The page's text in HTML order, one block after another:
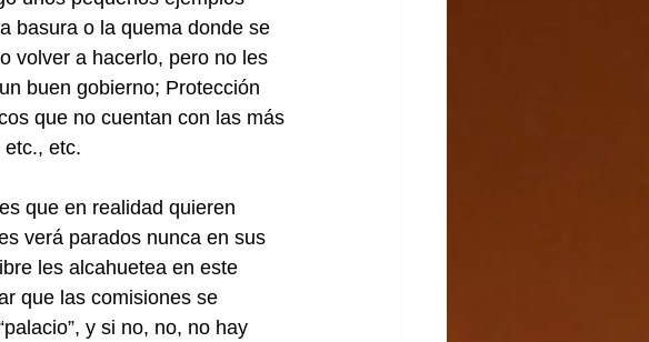
basura o la quema donde se
volver a hacerlo, pero no les
buen gobierno; Protección
que no cuentan con las más
etc.
que en realidad quieren
verá parados nunca en sus
les alcahuetea en este
que las comisiones se
y si no, no, no hay